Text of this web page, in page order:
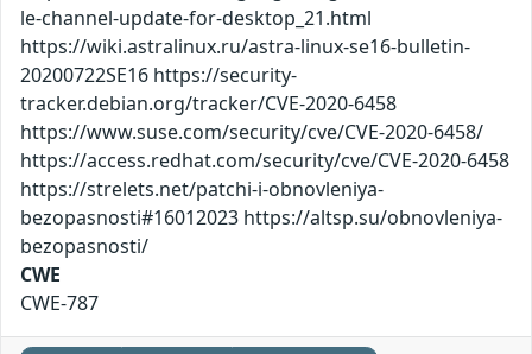
le-channel-update-for-desktop_21.html
https://wiki.astralinux.ru/astra-linux-se16-bulletin-
20200722SE16 https://security-
tracker.debian.org/tracker/CVE-2020-6458
https://www.suse.com/security/cve/CVE-2020-6458/
https://access.redhat.com/security/cve/CVE-2020-6458
https://strelets.net/patchi-i-obnovleniya-
bezopasnosti#16012023 https://altsp.su/obnovleniya-
bezopasnosti/
CWE
CWE-787